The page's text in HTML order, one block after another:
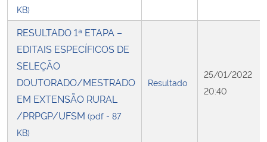
KB)
RESULTADO 1ª ETAPA –
EDITAIS ESPECÍFICOS DE
SELEÇÃO
DOUTORADO/MESTRADO
EM EXTENSÃO RURAL
/PRPGP/UFSM (pdf - 87
KB)
Resultado
25/01/2022
20:40